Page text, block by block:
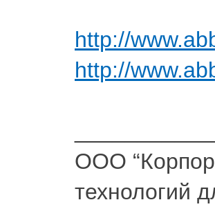
http://
http://
ООО
технологий